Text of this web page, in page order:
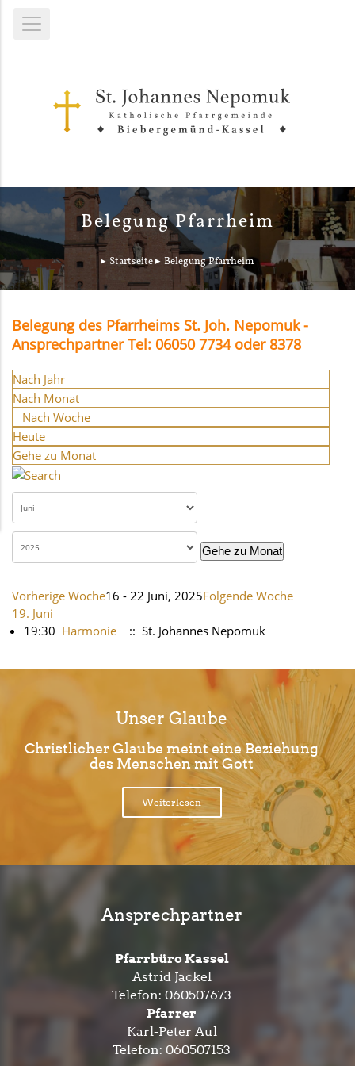
Belegung Pfarrheim
Startseite Belegung Pfarrheim
Belegung des Pfarrheims St. Joh. Nepomuk -
Ansprechpartner Tel: 06050 7734 oder 8378
Nach Jahr
Nach Monat
Nach Woche
Heute
Gehe zu Monat
Gehe zu Monat
Vorherige Woche16 - 22 Juni, 2025Folgende Woche
19. Juni
19:30 Harmonie :: St. Johannes Nepomuk
Unser Glaube
Christlicher Glaube meint eine Beziehung
des Menschen mit Gott
Weiterlesen
Ansprechpartner
Pfarrbüro Kassel
Astrid Jackel
Telefon: 060507673
Pfarrer
Karl-Peter Aul
Telefon: 060507153